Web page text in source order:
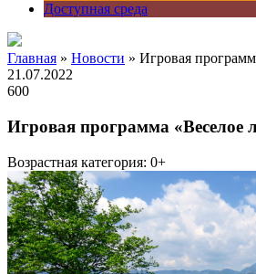
Доступная среда
Главная » Новости » Игровая
21.07.2022
600
Игровая программа «Веселое
Возрастная категория: 0+